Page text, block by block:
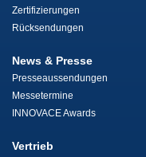
Zertifizierungen
Rücksendungen
News & Presse
Presseaussendungen
Messetermine
INNOVACE Awards
Vertrieb